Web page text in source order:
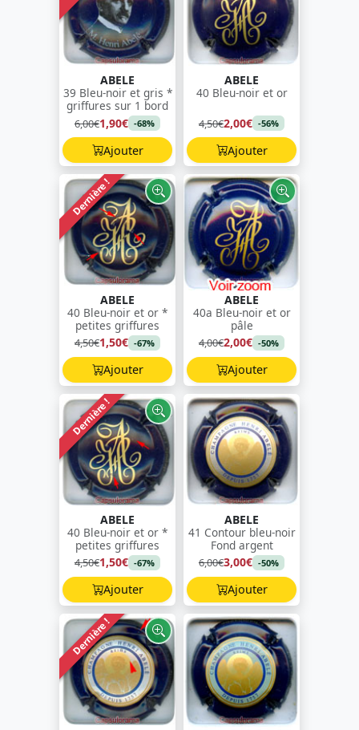
ABELE
39 Bleu-noir et gris *
griffures sur 1 bord
6,00€1,90€ -68%
Ajouter
ABELE
40 Bleu-noir et or
4,50€2,00€ -56%
Ajouter
Dernière !
ABELE
40 Bleu-noir et or *
petites griffures
4,50€1,50€ -67%
Ajouter
ABELE
40a Bleu-noir et or
pâle
4,00€2,00€ -50%
Ajouter
Dernière !
ABELE
40 Bleu-noir et or *
petites griffures
4,50€1,50€ -67%
Ajouter
ABELE
41 Contour bleu-noir
Fond argent
6,00€3,00€ -50%
Ajouter
Dernière !